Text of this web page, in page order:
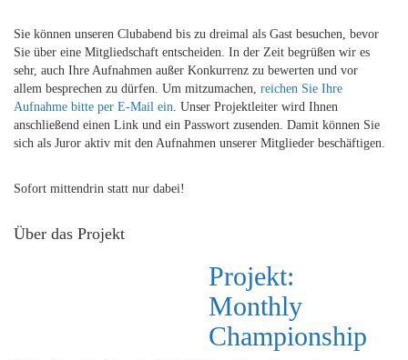
Sie können unseren Clubabend bis zu dreimal als Gast besuchen, bevor
Sie über eine Mitgliedschaft entscheiden. In der Zeit begrüßen wir es
sehr, auch Ihre Aufnahmen außer Konkurrenz zu bewerten und vor
allem besprechen zu dürfen. Um mitzumachen, reichen Sie Ihre
Aufnahme bitte per E-Mail ein. Unser Projektleiter wird Ihnen
anschließend einen Link und ein Passwort zusenden. Damit können Sie
sich als Juror aktiv mit den Aufnahmen unserer Mitglieder beschäftigen.
Sofort mittendrin statt nur dabei!
Über das Projekt
Projekt:
Monthly
Championship